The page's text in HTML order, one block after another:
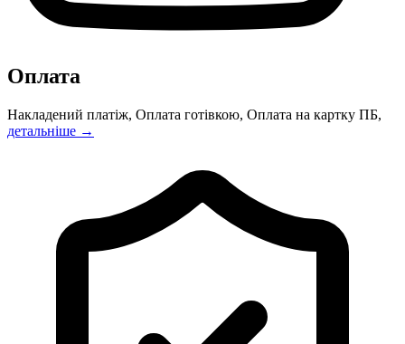
Оплата
Накладений платіж, Оплата готівкою, Оплата на картку ПБ,
детальніше →